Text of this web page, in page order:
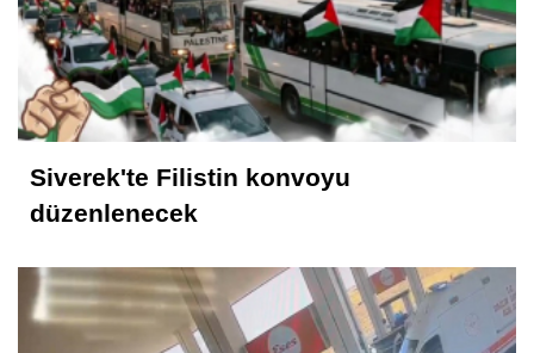
Siverek'te Filistin konvoyu
düzenlenecek